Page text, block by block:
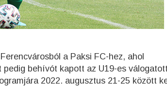
a Paksi FC-hez, ahol
behívót kapott az U19-es
2022. augusztus 21-25 között